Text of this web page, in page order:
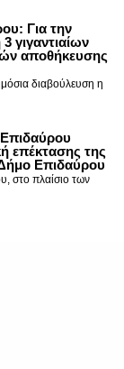
Για την
γιγαντιαίων
αποθήκευσης
διαβούλευση η
επέκτασης της
Επιδαύρου
στο πλαίσιο των